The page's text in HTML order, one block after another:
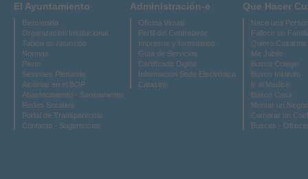
El Ayuntamiento
Bienvenida
Organización Institucional
Tablón de Anuncios
Normas
Pleno
Sesiones Plenarias
Alcóntar en el BOP
Abastecimiento - Saneamiento
Redes Sociales
Portal de Transparencia
Contacto - Sugerencias
Administración-e
Oficina Virtual
Perfil del Contratante
Impresos y formularios
Guía de Servicios
Certificado Digital
Información Sede Electrónica
Catastro
Que Hacer
Nace una
Fallece un
Quiero Casarme
Me Jubilo
Busco Colegio
Busco Instituto
Ir al Médico
Busco Casa
Montar un
Comprar un
Buscas -